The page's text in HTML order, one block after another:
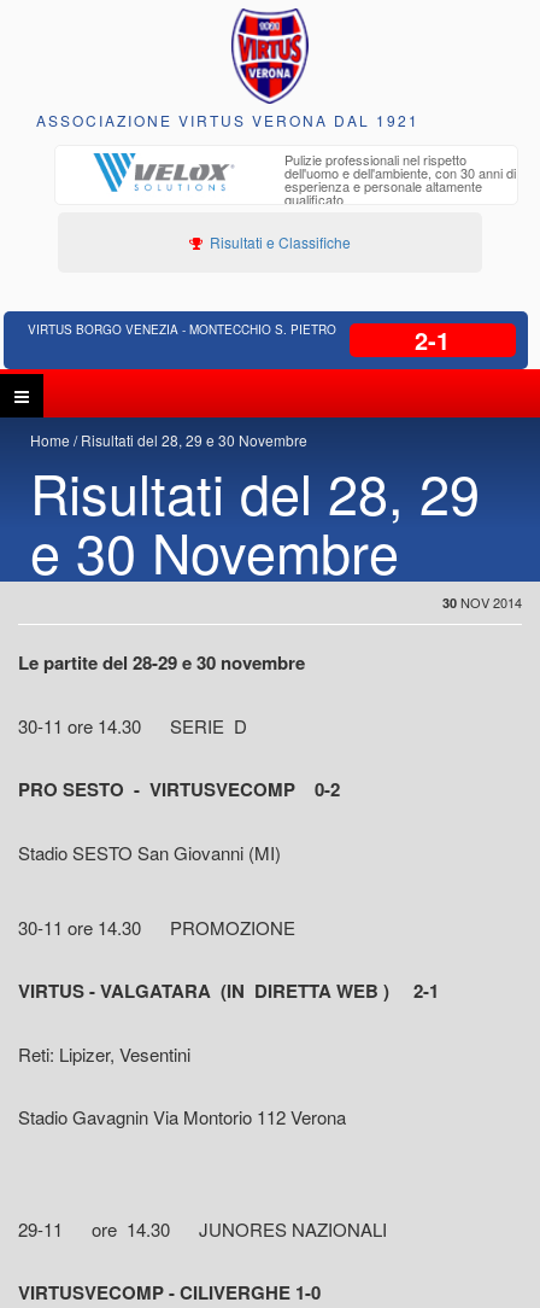
ASSOCIAZIONE VIRTUS VERONA DAL 1921
Pulizie professionali nel rispetto
dell'uomo e dell'ambiente, con 30 anni di
esperienza e personale altamente
qualificato
Risultati e Classifiche
VIRTUS BORGO VENEZIA - MONTECCHIO S. PIETRO 2-1
Home Risultati del 28, 29 e 30 Novembre
Risultati del 28, 29
e 30 Novembre
30 NOV 2014
Le partite del 28-29 e 30 novembre
30-11 ore 14.30 SERIE D
PRO SESTO - VIRTUSVECOMP 0-2
Stadio SESTO San Giovanni (MI)
30-11 ore 14.30 PROMOZIONE
VIRTUS - VALGATARA (IN DIRETTA WEB ) 2-1
Reti: Lipizer, Vesentini
Stadio Gavagnin Via Montorio 112 Verona
29-11 ore 14.30 JUNORES NAZIONALI
VIRTUSVECOMP - CILIVERGHE 1-0